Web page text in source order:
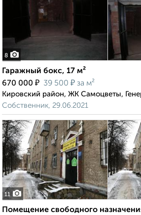
8
Гаражный бокс, 17 м²
670 000 ₽ 39 500 ₽ за м²
Кировский район, ЖК Самоцветы,
Собственник, 29.06.2021
11
Помещение свободного